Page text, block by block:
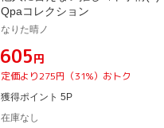
Qpaコレクション
なりた晴ノ
¥605円
定価より275円（31%）おトク
獲得ポイント 5P
在庫なし